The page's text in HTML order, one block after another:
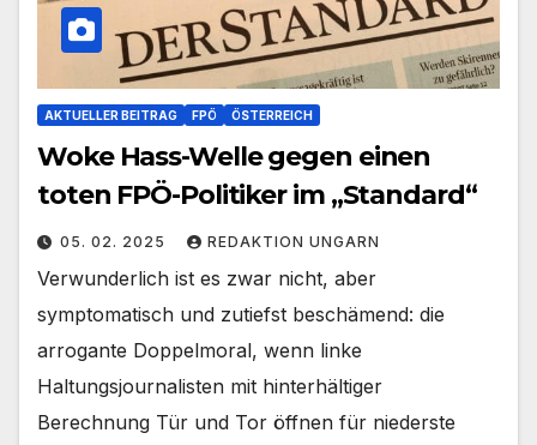
AKTUELLER BEITRAG FPÖ ÖSTERREICH
Woke Hass-Welle gegen einen
toten FPÖ-Politiker im „Standard“
05. 02. 2025 REDAKTION UNGARN
Verwunderlich ist es zwar nicht, aber
symptomatisch und zutiefst beschämend: die
arrogante Doppelmoral, wenn linke
Haltungsjournalisten mit hinterhältiger
Berechnung Tür und Tor öffnen für niederste